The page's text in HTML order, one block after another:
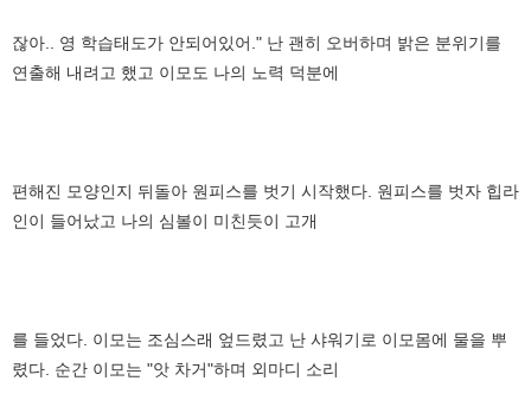
잖아.. 영 학습태도가 안되어있어." 난 괜히 오버하며 밝은 분위기를
연출해 내려고 했고 이모도 나의 노력 덕분에
편해진 모양인지 뒤돌아 원피스를 벗기 시작했다. 원피스를 벗자 힙라
인이 들어났고 나의 심볼이 미친듯이 고개
를 들었다. 이모는 조심스래 엎드렸고 난 샤워기로 이모몸에 물을 뿌
렸다. 순간 이모는 "앗 차거"하며 외마디 소리